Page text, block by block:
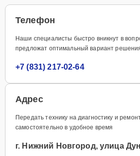
Телефон
Наши специалисты быстро вникнут в
предложат оптимальный вариант
+7 (831) 217-02-64
Адрес
Передать технику на диагностику и
самостоятельно в удобное время
г. Нижний Новгород, улица